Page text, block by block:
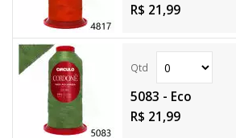
R$ 21,99
5083 - Eco
R$ 21,99